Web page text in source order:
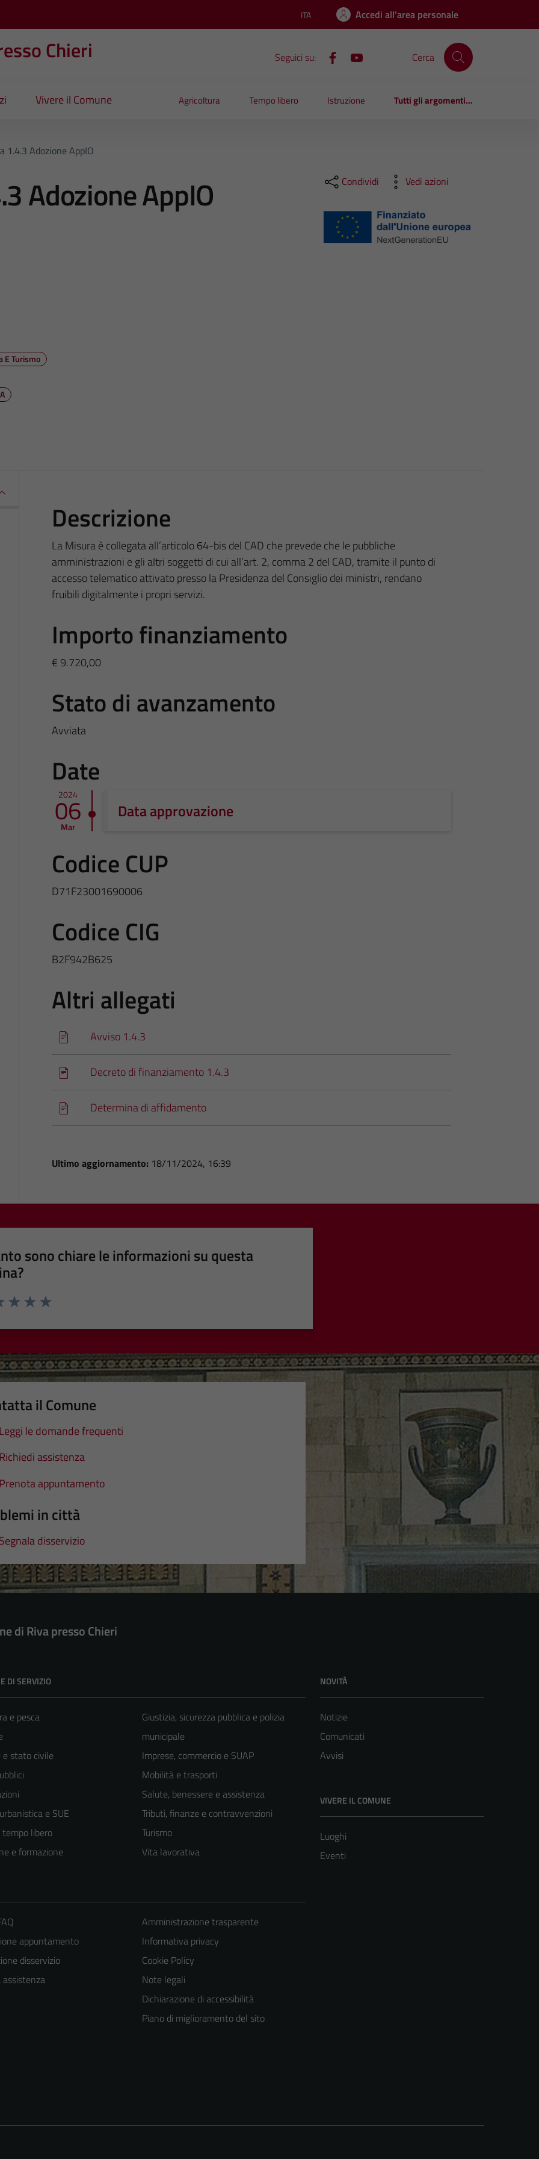
Lingua attiva:
ITA Accedi all'area personale
Chieri Seguici su: Cerca
Vivere il Comune Agricoltura Tempo libero Istruzione Tutti gli argomenti...
1.4.3 Adozione AppIO
Adozione AppIO
E Turismo
Condividi Vedi azioni
Descrizione
La Misura è collegata all’articolo 64-bis del CAD che prevede che le pubbliche
amministrazioni e gli altri soggetti di cui all’art. 2, comma 2 del CAD, tramite il punto di
accesso telematico attivato presso la Presidenza del Consiglio dei ministri, rendano
fruibili digitalmente i propri servizi.
Importo finanziamento
€ 9.720,00
Stato di avanzamento
Avviata
Date
2024
06
Mar
Data approvazione
Codice CUP
D71F23001690006
Codice CIG
B2F942B625
Altri allegati
Avviso 1.4.3
Decreto di finanziamento 1.4.3
Determina di affidamento
Ultimo aggiornamento: 18/11/2024, 16:39
sono chiare le informazioni su questa
il Comune
Leggi le domande frequenti
Richiedi assistenza
Prenota appuntamento
in città
Segnala disservizio
di Riva presso Chieri
DI SERVIZIO
e pesca
e stato civile
e SUE
libero
e formazione
Giustizia, sicurezza pubblica e polizia
municipale
Imprese, commercio e SUAP
Mobilità e trasporti
Salute, benessere e assistenza
Tributi, finanze e contravvenzioni
Turismo
Vita lavorativa
NOVITÀ
Notizie
Comunicati
Avvisi
VIVERE IL COMUNE
Luoghi
Eventi
appuntamento
disservizio
assistenza
Amministrazione trasparente
Informativa privacy
Cookie Policy
Note legali
Dichiarazione di accessibilità
Piano di miglioramento del sito
del sito e non